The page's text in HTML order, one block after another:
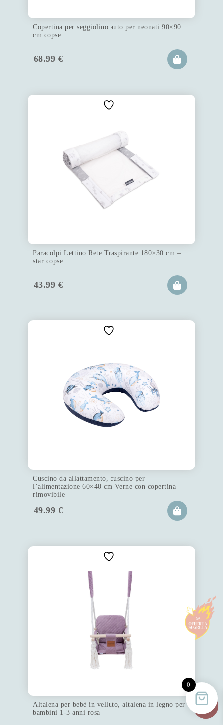
Copertina per seggiolino auto per neonati 90×90
cm copse
68.99 €
Paracolpi Lettino Rete Traspirante 180×30 cm –
star copse
43.99 €
Cuscino da allattamento, cuscino per
l’alimentazione 60×40 cm Verne con copertina
rimovibile
49.99 €
Altalena per bebè in velluto, altalena in legno per
bambini 1-3 anni rosa
0